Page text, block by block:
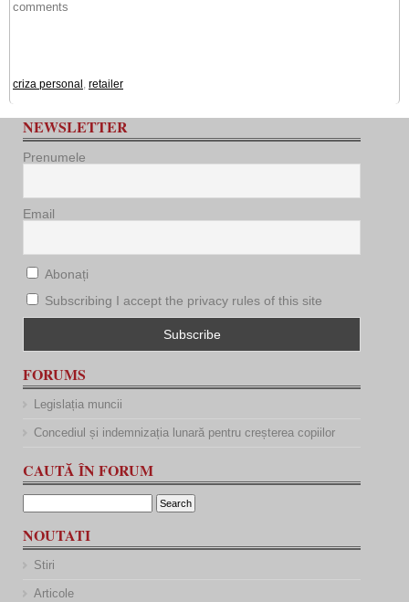
comments
criza personal , retailer
NEWSLETTER
Prenumele
Email
Abonați
Subscribing I accept the privacy rules of this site
FORUMS
Legislația muncii
Concediul și indemnizația lunară pentru creșterea copiilor
CAUTĂ ÎN FORUM
NOUTATI
Stiri
Articole